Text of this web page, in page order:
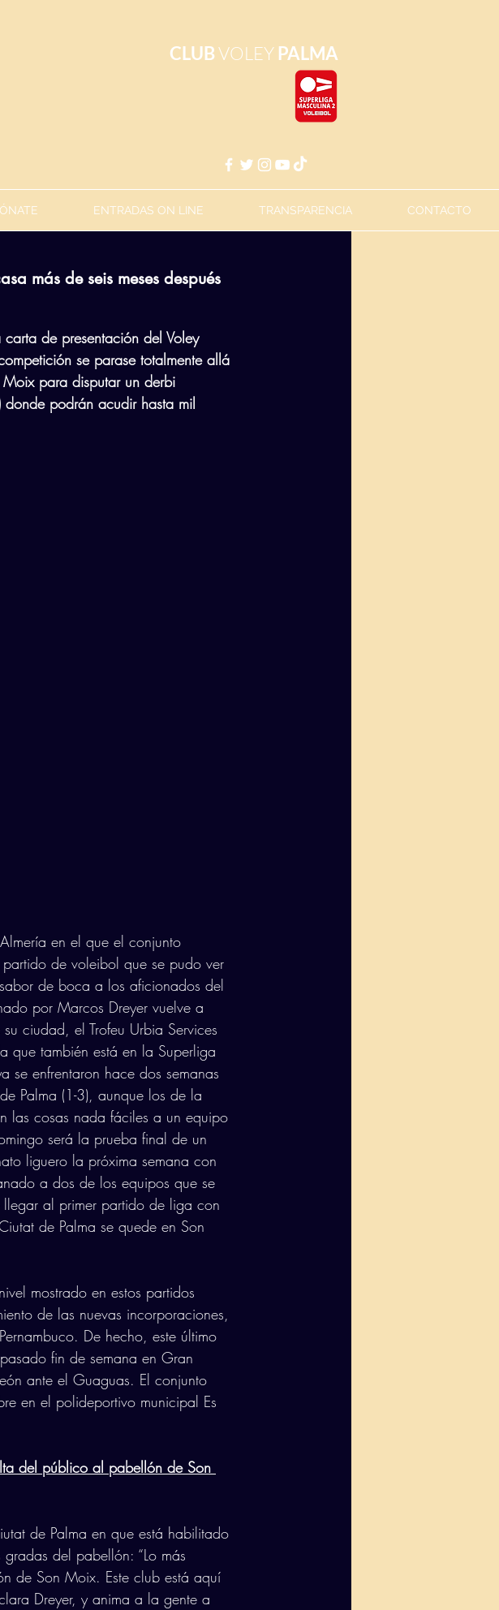
CLUBVOLEY PALMA
ENTRADAS ON LINE TRANSPARENCIA CONTACTO
más de seis meses después
carta de presentación del Voley
se parase totalmente allá
para disputar un derbi
podrán acudir hasta mil
en el que el conjunto
de voleibol que se pudo ver
de boca a los aficionados del
por Marcos Dreyer vuelve a
ciudad, el Trofeu Urbia Services
que también está en la Superliga
enfrentaron hace dos semanas
Palma (1-3), aunque los de la
las cosas nada fáciles a un equipo
será la prueba final de un
liguero la próxima semana con
a dos de los equipos que se
al primer partido de liga con
de Palma se quede en Son
mostrado en estos partidos
de las nuevas incorporaciones,
De hecho, este último
fin de semana en Gran
ante el Guaguas. El conjunto
en el polideportivo municipal Es
del público al pabellón de Son
de Palma en que está habilitado
del pabellón: “Lo más
de Son Moix. Este club está aquí
Dreyer, y anima a la gente a